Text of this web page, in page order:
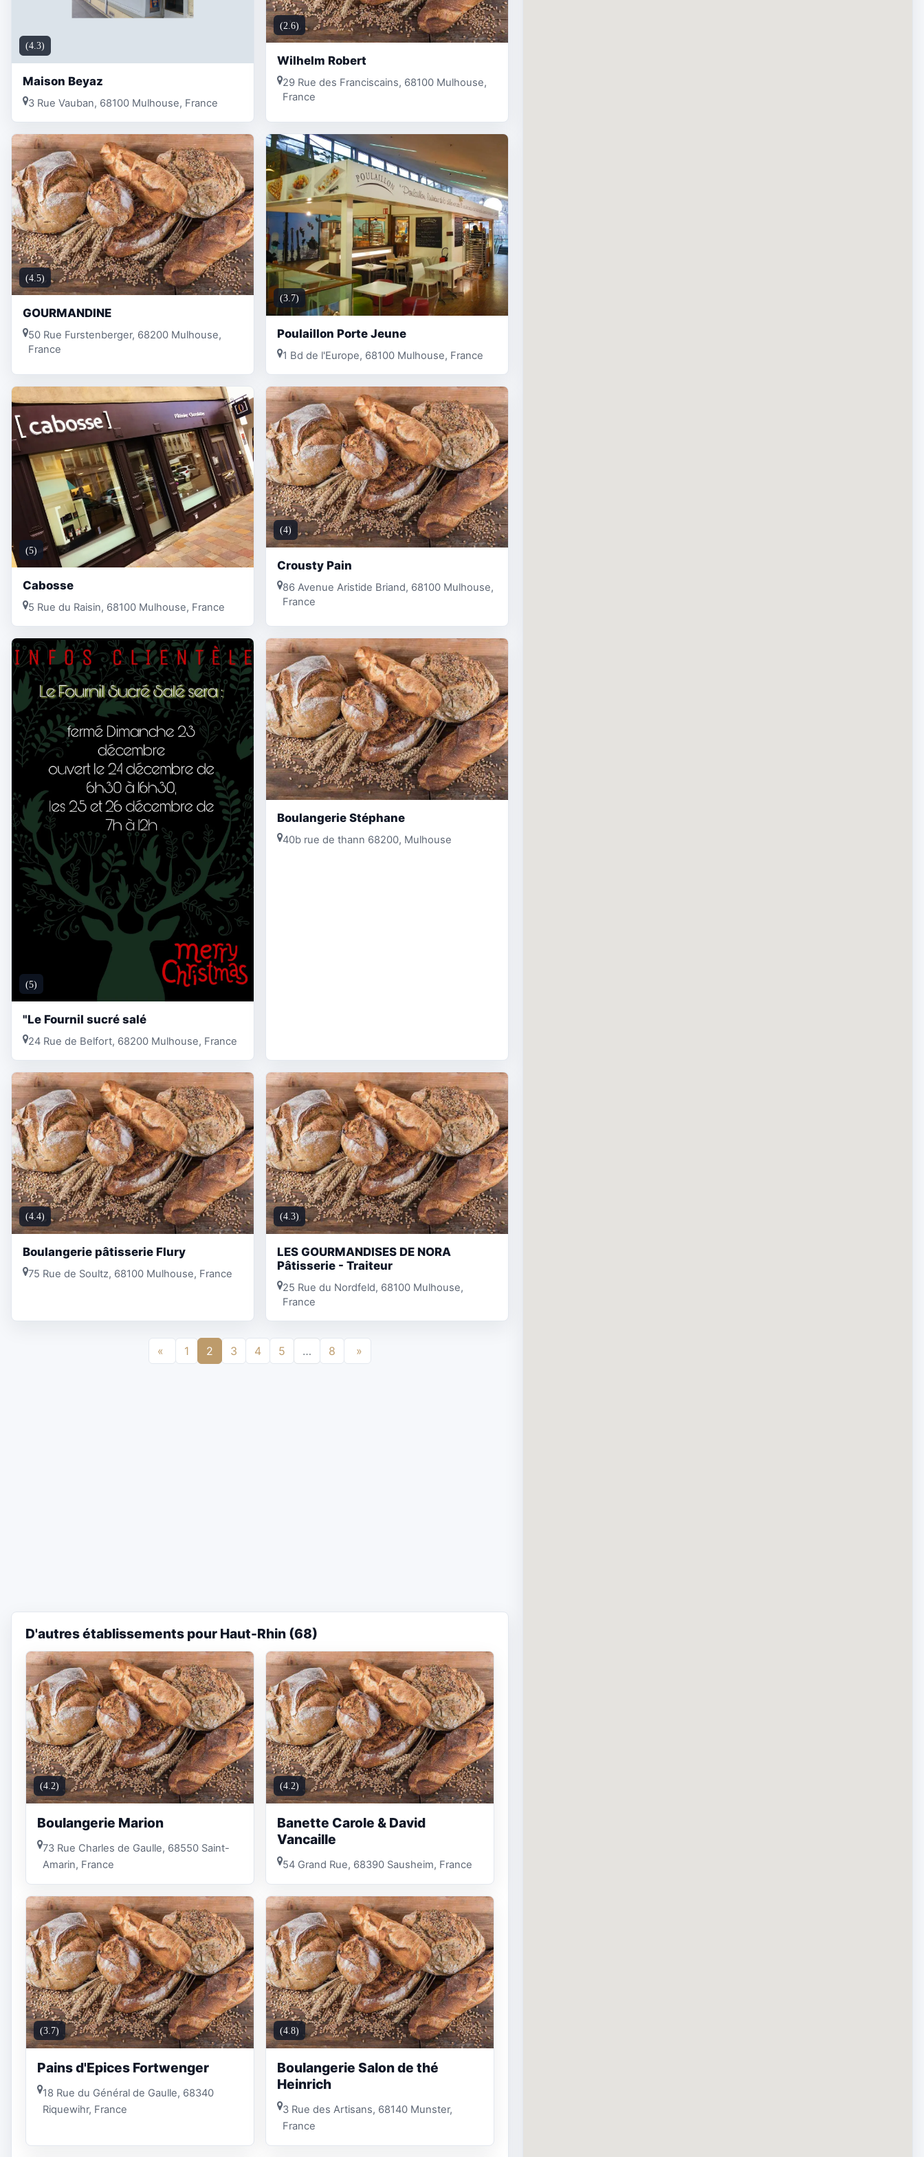
(4.3)
Maison Beyaz
3 Rue Vauban, 68100 Mulhouse, France
(2.6)
Wilhelm Robert
29 Rue des Franciscains, 68100 Mulhouse,
France
(4.5)
GOURMANDINE
50 Rue Furstenberger, 68200 Mulhouse,
France
(3.7)
Poulaillon Porte Jeune
1 Bd de l'Europe, 68100 Mulhouse, France
(5)
Cabosse
5 Rue du Raisin, 68100 Mulhouse, France
(4)
Crousty Pain
86 Avenue Aristide Briand, 68100 Mulhouse,
France
(5)
"Le Fournil sucré salé
24 Rue de Belfort, 68200 Mulhouse, France
Boulangerie Stéphane
40b rue de thann 68200, Mulhouse
(4.4)
Boulangerie pâtisserie Flury
75 Rue de Soultz, 68100 Mulhouse, France
(4.3)
LES GOURMANDISES DE NORA
Pâtisserie - Traiteur
25 Rue du Nordfeld, 68100 Mulhouse,
France
« 1 2 3 4 5 … 8 »
D'autres établissements pour Haut-Rhin (68)
(4.2)
Boulangerie Marion
73 Rue Charles de Gaulle, 68550 Saint-
Amarin, France
(4.2)
Banette Carole & David
Vancaille
54 Grand Rue, 68390 Sausheim, France
(3.7)
Pains d'Epices Fortwenger
18 Rue du Général de Gaulle, 68340
Riquewihr, France
(4.8)
Boulangerie Salon de thé
Heinrich
3 Rue des Artisans, 68140 Munster,
France